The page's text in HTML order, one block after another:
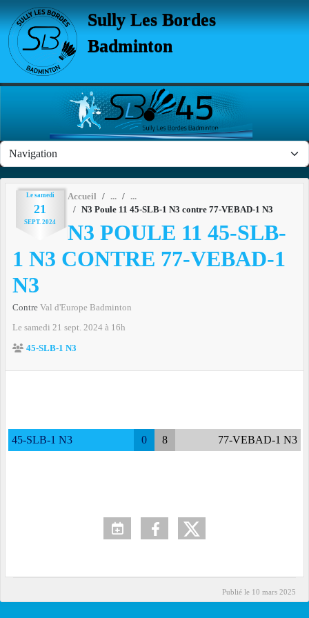
Sully Les Bordes
Badminton
Le samedi
21
SEPT. 2024
Accueil
N3 Poule 11 45-SLB-1 N3 contre 77-VEBAD-1 N3
N3 POULE 11 45-SLB-
1 N3 CONTRE 77-VEBAD-1
N3
Contre Val d'Europe Badminton
Le samedi 21 sept. 2024 à 16h
45-SLB-1 N3
45-SLB-1 N3 0 8 77-VEBAD-1 N3
Publié le 10 mars 2025
Panneau de gestion des cookies